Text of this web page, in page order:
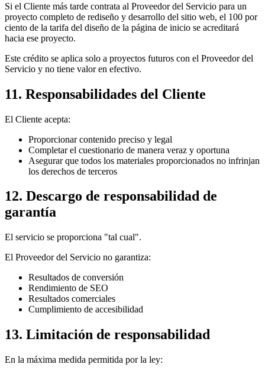
Si el Cliente más tarde contrata al Proveedor del Servicio para un
proyecto completo de rediseño y desarrollo del sitio web, el 100 por
ciento de la tarifa del diseño de la página de inicio se acreditará
hacia ese proyecto.
Este crédito se aplica solo a proyectos futuros con el Proveedor del
Servicio y no tiene valor en efectivo.
11. Responsabilidades del Cliente
El Cliente acepta:
Proporcionar contenido preciso y legal
Completar el cuestionario de manera veraz y oportuna
Asegurar que todos los materiales proporcionados no infrinjan
los derechos de terceros
12. Descargo de responsabilidad de
garantía
El servicio se proporciona "tal cual".
El Proveedor del Servicio no garantiza:
Resultados de conversión
Rendimiento de SEO
Resultados comerciales
Cumplimiento de accesibilidad
13. Limitación de responsabilidad
En la máxima medida permitida por la ley: